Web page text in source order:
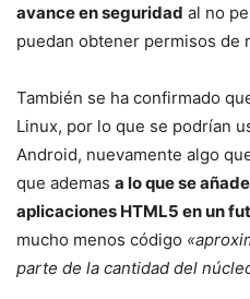
avance en seguridad al no
puedan obtener permisos de
También se ha confirmado
Linux, por lo que se podrían
Android, nuevamente algo
que ademas a lo que se
aplicaciones HTML5 en un
mucho menos código
parte de la cantidad del